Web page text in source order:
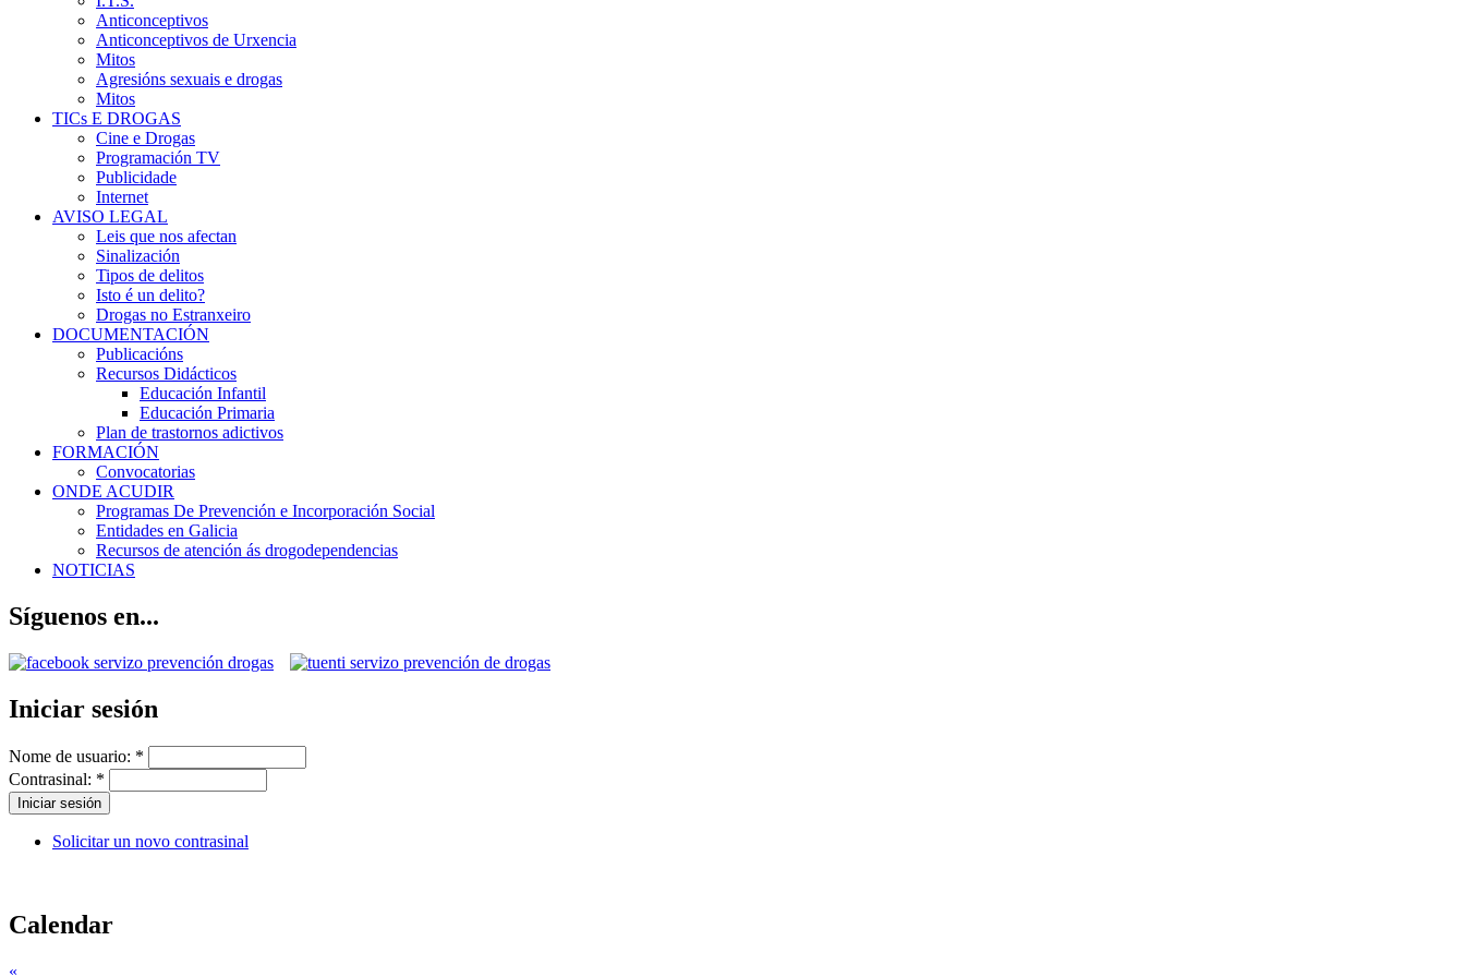
Anticonceptivos
Anticonceptivos de Urxencia
Mitos
Agresións sexuais e drogas
Mitos
TICs E DROGAS
Cine e Drogas
Programación TV
Publicidade
Internet
AVISO LEGAL
Leis que nos afectan
Sinalización
Tipos de delitos
Isto é un delito?
Drogas no Estranxeiro
DOCUMENTACIÓN
Publicacións
Recursos Didácticos
Educación Infantil
Educación Primaria
Plan de trastornos adictivos
FORMACIÓN
Convocatorias
ONDE ACUDIR
Programas De Prevención e Incorporación Social
Entidades en Galicia
Recursos de atención ás drogodependencias
NOTICIAS
Síguenos en...
Iniciar sesión
Nome de usuario: *
Contrasinal: *
Solicitar un novo contrasinal
Calendar
«